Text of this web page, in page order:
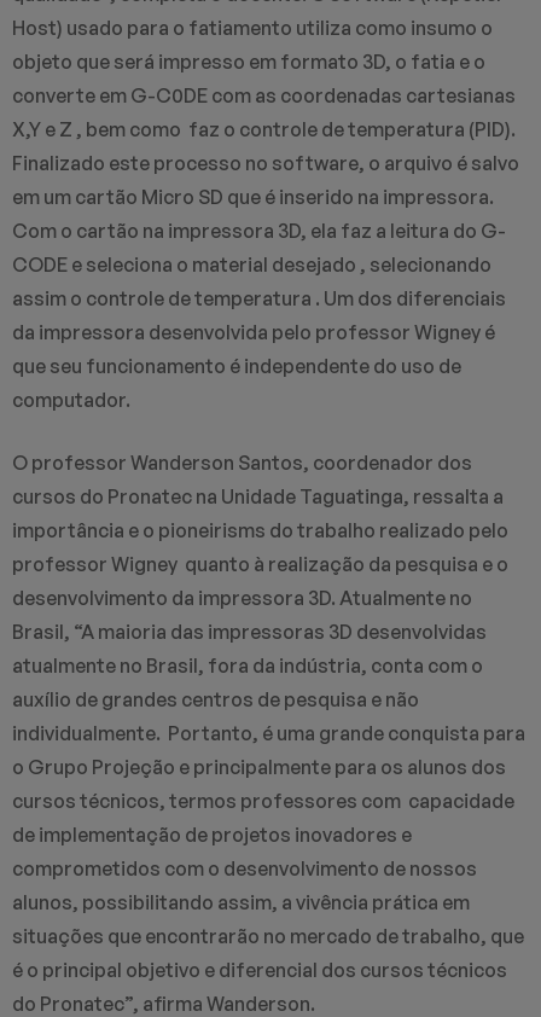
Host) usado para o fatiamento utiliza como insumo o
objeto que será impresso em formato 3D, o fatia e o
converte em G-C0DE com as coordenadas cartesianas
X,Y e Z , bem como faz o controle de temperatura (PID).
Finalizado este processo no software, o arquivo é salvo
em um cartão Micro SD que é inserido na impressora.
Com o cartão na impressora 3D, ela faz a leitura do G-
CODE e seleciona o material desejado , selecionando
assim o controle de temperatura . Um dos diferenciais
da impressora desenvolvida pelo professor Wigney é
que seu funcionamento é independente do uso de
computador.
O professor Wanderson Santos, coordenador dos
cursos do Pronatec na Unidade Taguatinga, ressalta a
importância e o pioneirisms do trabalho realizado pelo
professor Wigney quanto à realização da pesquisa e o
desenvolvimento da impressora 3D. Atualmente no
Brasil, “A maioria das impressoras 3D desenvolvidas
atualmente no Brasil, fora da indústria, conta com o
auxílio de grandes centros de pesquisa e não
individualmente. Portanto, é uma grande conquista para
o Grupo Projeção e principalmente para os alunos dos
cursos técnicos, termos professores com capacidade
de implementação de projetos inovadores e
comprometidos com o desenvolvimento de nossos
alunos, possibilitando assim, a vivência prática em
situações que encontrarão no mercado de trabalho, que
é o principal objetivo e diferencial dos cursos técnicos
do Pronatec”, afirma Wanderson.